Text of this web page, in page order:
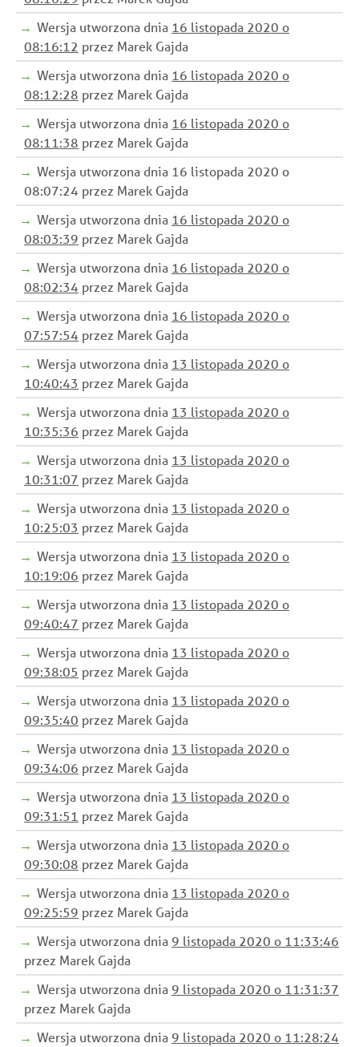
Wersja utworzona dnia 16 listopada 2020 o
08:16:12 przez Marek Gajda
Wersja utworzona dnia 16 listopada 2020 o
08:12:28 przez Marek Gajda
Wersja utworzona dnia 16 listopada 2020 o
08:11:38 przez Marek Gajda
Wersja utworzona dnia 16 listopada 2020 o
08:07:24 przez Marek Gajda
Wersja utworzona dnia 16 listopada 2020 o
08:03:39 przez Marek Gajda
Wersja utworzona dnia 16 listopada 2020 o
08:02:34 przez Marek Gajda
Wersja utworzona dnia 16 listopada 2020 o
07:57:54 przez Marek Gajda
Wersja utworzona dnia 13 listopada 2020 o
10:40:43 przez Marek Gajda
Wersja utworzona dnia 13 listopada 2020 o
10:35:36 przez Marek Gajda
Wersja utworzona dnia 13 listopada 2020 o
10:31:07 przez Marek Gajda
Wersja utworzona dnia 13 listopada 2020 o
10:25:03 przez Marek Gajda
Wersja utworzona dnia 13 listopada 2020 o
10:19:06 przez Marek Gajda
Wersja utworzona dnia 13 listopada 2020 o
09:40:47 przez Marek Gajda
Wersja utworzona dnia 13 listopada 2020 o
09:38:05 przez Marek Gajda
Wersja utworzona dnia 13 listopada 2020 o
09:35:40 przez Marek Gajda
Wersja utworzona dnia 13 listopada 2020 o
09:34:06 przez Marek Gajda
Wersja utworzona dnia 13 listopada 2020 o
09:31:51 przez Marek Gajda
Wersja utworzona dnia 13 listopada 2020 o
09:30:08 przez Marek Gajda
Wersja utworzona dnia 13 listopada 2020 o
09:25:59 przez Marek Gajda
Wersja utworzona dnia9 listopada 2020 o 11:33:46
przez Marek Gajda
Wersja utworzona dnia9 listopada 2020 o 11:31:37
przez Marek Gajda
Wersja utworzona dnia9 listopada 2020 o 11:28:24